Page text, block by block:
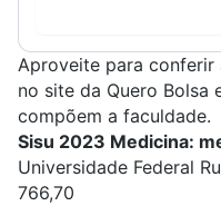
Aproveite para conferir
no site da Quero Bolsa
compõem a faculdade.
Sisu 2023 Medicina:
Universidade Federal
766,70